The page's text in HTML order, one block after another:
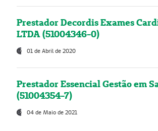
Prestador Decordis Exames
LTDA (51004346-0)
01 de Abril de 2020
Prestador Essencial Gestão em
(51004354-7)
04 de Maio de 2021